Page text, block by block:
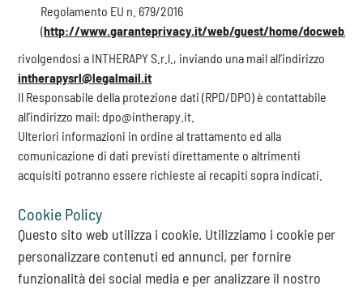
Regolamento EU n. 679/2016
(http://www.garanteprivacy.it/web/guest/home/docweb/-/
rivolgendosi a INTHERAPY S.r.l., inviando una mail all’indirizzo
intherapysrl@legalmail.it
Il Responsabile della protezione dati (RPD/DPO) è contattabile
all’indirizzo mail: dpo@intherapy.it.
Ulteriori informazioni in ordine al trattamento ed alla
comunicazione di dati previsti direttamente o altrimenti
acquisiti potranno essere richieste ai recapiti sopra indicati.
Cookie Policy
Questo sito web utilizza i cookie. Utilizziamo i cookie per
personalizzare contenuti ed annunci, per fornire
funzionalità dei social media e per analizzare il nostro